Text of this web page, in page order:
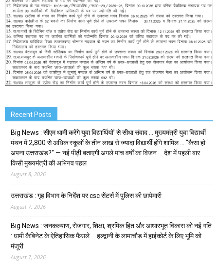
Recent Posts
Big News : सीएम धामी करेंगे युवा विद्यार्थियों’ से सीधा संवाद … मुख्यमंत्री युवा विद्यार्थी
मंथन में 2,800 से अधिक स्कूलों के तीन लाख से ज्यादा विद्यार्थी होंगे शामिल … “कैसा हो
अपना उत्तराखंड?” — नई पीढ़ी बताएगी अगले पांच वर्षों का विजन … देश में पहली बार
किसी मुख्यमंत्री की अभिनव पहल
August 8, 2026
उत्तराखंड : गृह विभाग के निर्देश पर csc सेंटर्स में पुलिस की छापेमारी
August 7, 2026
Big News : जनकल्याण, रोजगार, शिक्षा, श्रमिक हित और आधारभूत विकास को नई गति
: धामी कैबिनेट के ऐतिहासिक फैसले … हल्द्वानी के लामाचौड़ में हाईकोर्ट के लिए भूमि को
मंजूरी
August 7, 2026